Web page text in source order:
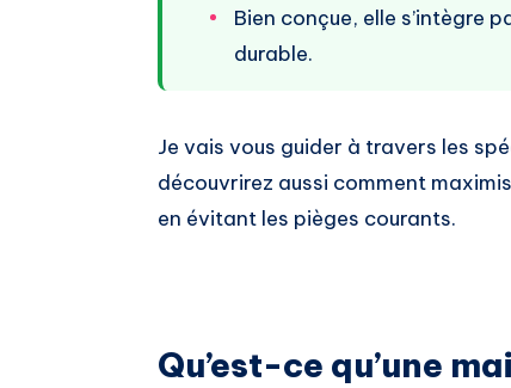
Bien conçue, elle s’intègre
durable.
Je vais vous guider à travers les
découvrirez aussi comment
en évitant les pièges courants.
Qu’est-ce qu’une